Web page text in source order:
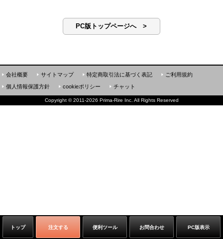
PC版トップページへ >
トップ 注文する 便利ツール お問合わせ PC版表示
会社概要 サイトマップ 特定商取引法に基づく表記
ご利用規約
個人情報保護方針
cookieポリシー チャット
Copyright ©2011-2026 Prima-Rire Inc. All Rights Reserved